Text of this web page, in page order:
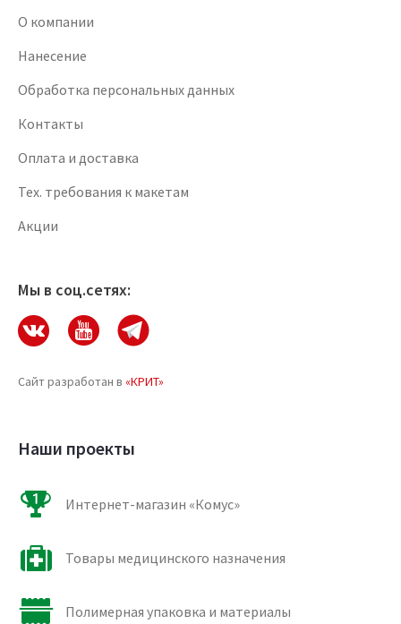
О компании
Нанесение
Обработка персональных данных
Контакты
Оплата и доставка
Тех. требования к макетам
Акции
Мы в соц.сетях:
Сайт разработан в «КРИТ»
Наши проекты
Интернет-магазин «Комус»
Товары медицинского назначения
Полимерная упаковка и материалы